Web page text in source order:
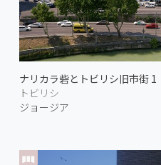
ナリカラ砦とトビリシ旧市街 1
トビリシ
ジョージア